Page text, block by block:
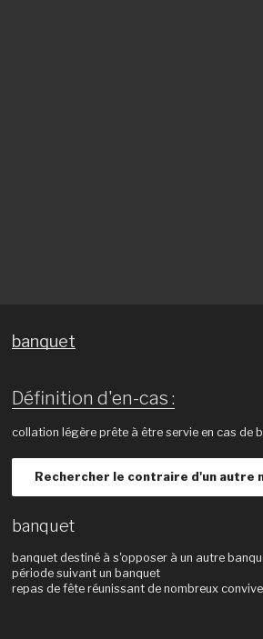
banquet
Définition d'en-cas :
collation légère prête à être servie en cas de
Rechercher le contraire d'un autre
banquet
banquet destiné à s'opposer à un autre
période suivant un banquet
repas de fête réunissant de nombreux